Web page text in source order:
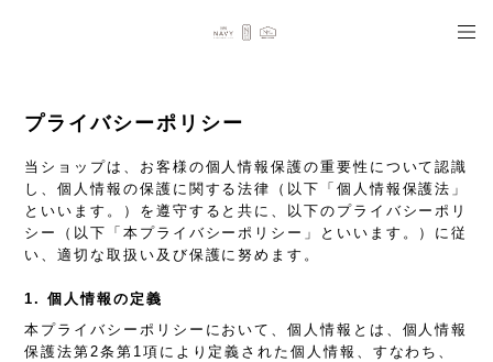
プライバシーポリシー
当ショップは、お客様の個人情報保護の重要性について認識
し、個人情報の保護に関する法律（以下「個人情報保護法」
といいます。）を遵守すると共に、以下のプライバシーポリ
シー（以下「本プライバシーポリシー」といいます。）に従
い、適切な取扱い及び保護に努めます。
1. 個人情報の定義
本プライバシーポリシーにおいて、個人情報とは、個人情報
保護法第2条第1項により定義された個人情報、すなわち、